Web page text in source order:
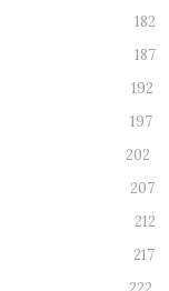
182
187
192
197
202
207
212
217